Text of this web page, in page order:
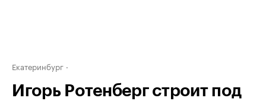
Екатеринбург
Игорь Ротенберг строит под